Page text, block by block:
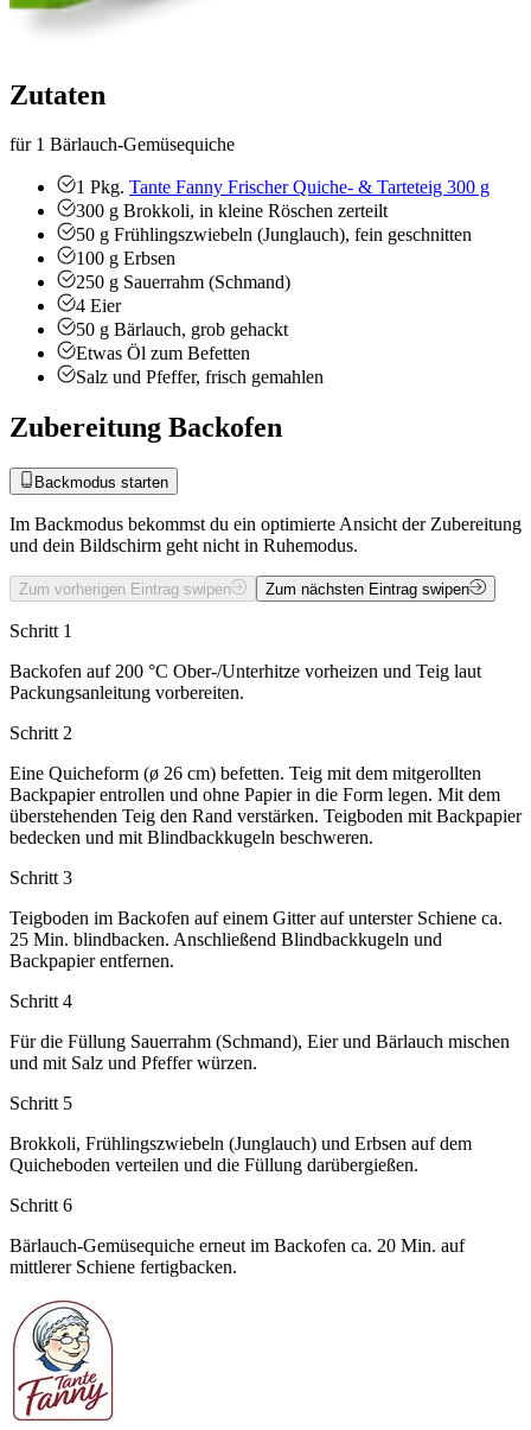
Zutaten
für 1 Bärlauch-Gemüsequiche
1 Pkg. Tante Fanny Frischer Quiche- & Tarteteig 300 g
300 g Brokkoli, in kleine Röschen zerteilt
50 g Frühlingszwiebeln (Junglauch), fein geschnitten
100 g Erbsen
250 g Sauerrahm (Schmand)
4 Eier
50 g Bärlauch, grob gehackt
Etwas Öl zum Befetten
Salz und Pfeffer, frisch gemahlen
Zubereitung Backofen
Backmodus starten
Im Backmodus bekommst du ein optimierte Ansicht der Zubereitung
und dein Bildschirm geht nicht in Ruhemodus.
Zum vorherigen Eintrag swipen Zum nächsten Eintrag swipen
Schritt 1
Backofen auf 200 °C Ober-/Unterhitze vorheizen und Teig laut
Packungsanleitung vorbereiten.
Schritt 2
Eine Quicheform (ø 26 cm) befetten. Teig mit dem mitgerollten
Backpapier entrollen und ohne Papier in die Form legen. Mit dem
überstehenden Teig den Rand verstärken. Teigboden mit Backpapier
bedecken und mit Blindbackkugeln beschweren.
Schritt 3
Teigboden im Backofen auf einem Gitter auf unterster Schiene ca.
25 Min. blindbacken. Anschließend Blindbackkugeln und
Backpapier entfernen.
Schritt 4
Für die Füllung Sauerrahm (Schmand), Eier und Bärlauch mischen
und mit Salz und Pfeffer würzen.
Schritt 5
Brokkoli, Frühlingszwiebeln (Junglauch) und Erbsen auf dem
Quicheboden verteilen und die Füllung darübergießen.
Schritt 6
Bärlauch-Gemüsequiche erneut im Backofen ca. 20 Min. auf
mittlerer Schiene fertigbacken.